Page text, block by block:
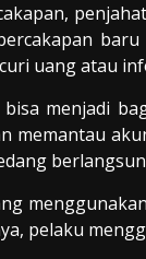
uang atau
menjadi
memantau
pelaku